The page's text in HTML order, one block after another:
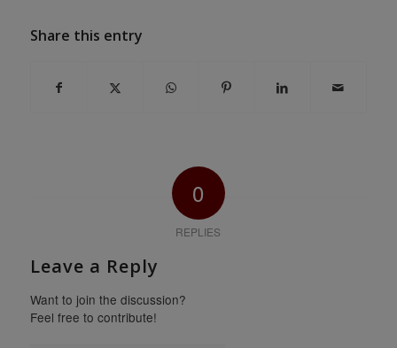
Share this entry
0
REPLIES
Leave a Reply
Want to join the discussion?
Feel free to contribute!